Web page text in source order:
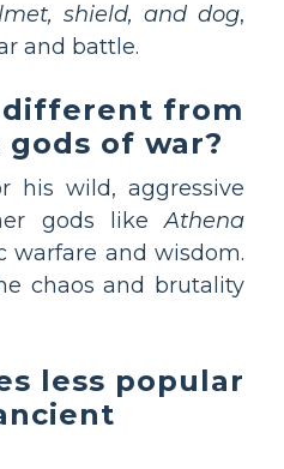
shield, and dog,
and battle.
different from
of war?
his wild, aggressive
gods likeAthena
warfare and wisdom.
chaos and brutality
less popular